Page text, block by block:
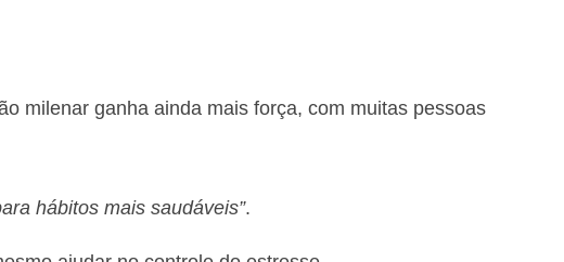
milenar ganha ainda mais força, com muitas pessoas
hábitos mais saudáveis”.